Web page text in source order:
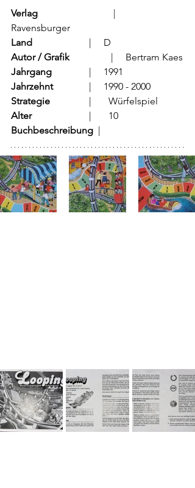
Verlag
Ravensburger
Land
			  |     D
Autor / Grafik
	           |     Bertram Kaes
Jahrgang
		  |     1991
Jahrzehnt
		  |     1990 - 2000
Strategie
		  |	Würfelspiel
Alter
			  |	10
Buchbeschreibung